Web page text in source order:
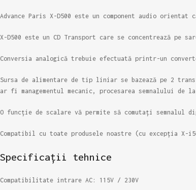
Advance Paris X-D500 este un component audio
X-D500 este un CD Transport care se concentrează
Conversia analogică trebuie efectuată printr-un
Sursa de alimentare de tip liniar se bazează pe 2
ar fi managementul mecanic, procesarea semnalului de
O funcție de scalare vă permite să comutați
Compatibil cu toate produsele noastre (cu excepția X-
Specificații tehnice
Compatibilitate intrare AC: 115V / 230V